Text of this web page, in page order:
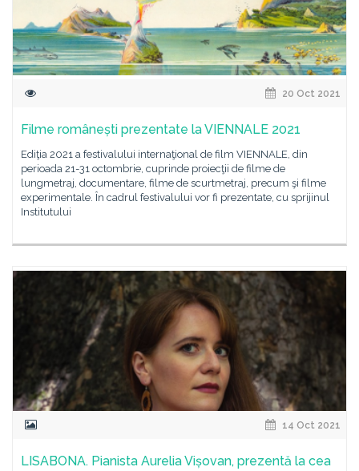
20 Oct 2021
Filme românești prezentate la VIENNALE 2021
Ediţia 2021 a festivalului internaţional de film VIENNALE, din
perioada 21-31 octombrie, cuprinde proiecţii de filme de
lungmetraj, documentare, filme de scurtmetraj, precum şi filme
experimentale. În cadrul festivalului vor fi prezentate, cu sprijinul
Institutului
14 Oct 2021
LISABONA. Pianista Aurelia Vișovan, prezentă la cea